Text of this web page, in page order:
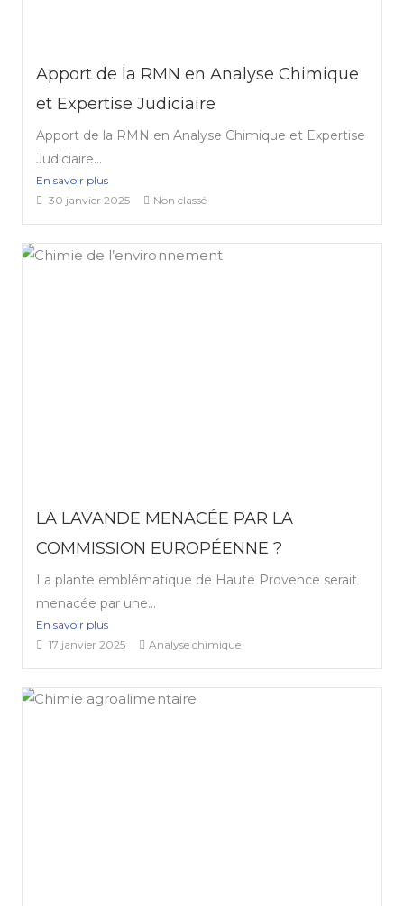
Apport de la RMN en Analyse Chimique
et Expertise Judiciaire
Apport de la RMN en Analyse Chimique et Expertise
Judiciaire...
En savoir plus
30 janvier 2025
Non classé
LA LAVANDE MENACÉE PAR LA
COMMISSION EUROPÉENNE ?
La plante emblématique de Haute Provence serait
menacée par une...
En savoir plus
17 janvier 2025
Analyse chimique